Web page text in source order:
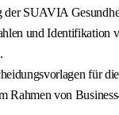
der SUAVIA
und Identifikation
für
Rahmen von